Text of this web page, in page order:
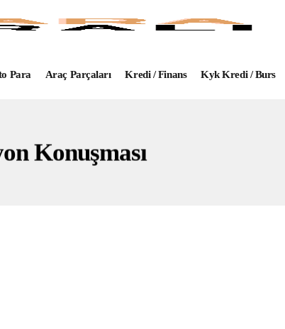
Para Araç Parçaları Kredi / Finans Kyk Kredi / Burs
Konuşması